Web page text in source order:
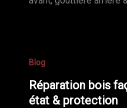
Blog
Réparation bois
état & protection